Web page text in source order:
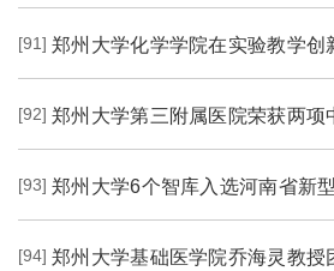
[91]
[92]
[93]
[94]